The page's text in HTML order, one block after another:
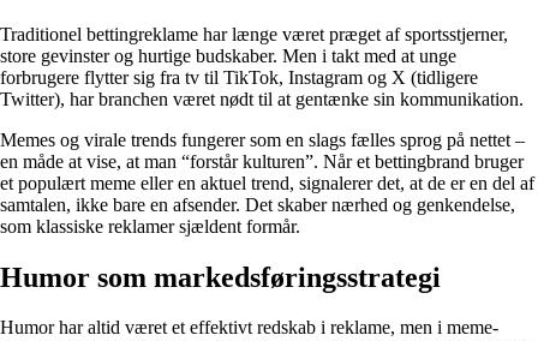
Traditionel bettingreklame har længe været præget af sportsstjerner,
store gevinster og hurtige budskaber. Men i takt med at unge
forbrugere flytter sig fra tv til TikTok, Instagram og X (tidligere
Twitter), har branchen været nødt til at gentænke sin kommunikation.
Memes og virale trends fungerer som en slags fælles sprog på nettet –
en måde at vise, at man “forstår kulturen”. Når et bettingbrand bruger
et populært meme eller en aktuel trend, signalerer det, at de er en del af
samtalen, ikke bare en afsender. Det skaber nærhed og genkendelse,
som klassiske reklamer sjældent formår.
Humor som markedsføringsstrategi
Humor har altid været et effektivt redskab i reklame, men i meme-